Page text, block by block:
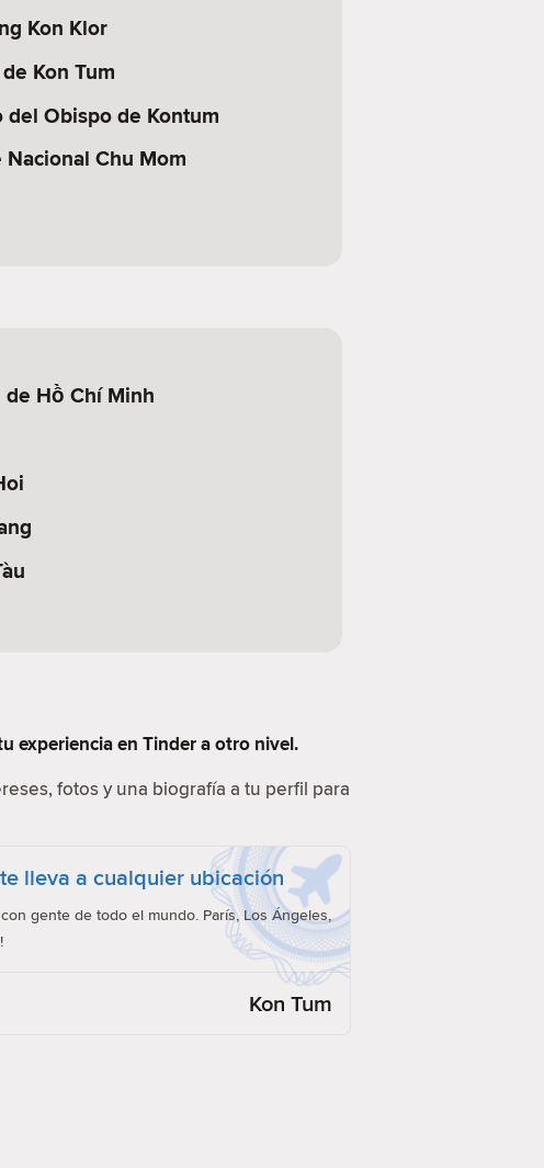
Kon Klor
Kon Tum
del Obispo de Kontum
Nacional Chu Mom
de Hồ Chí Minh
experiencia en Tinder a otro nivel.
fotos y una biografía a tu perfil para
lleva a cualquier ubicación
gente de todo el mundo. París, Los Ángeles,
Kon Tum